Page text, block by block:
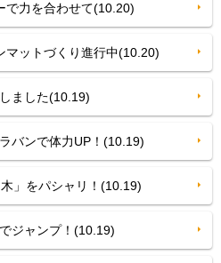
力を合わせて(10.20)
ットづくり進行中(10.20)
ました(10.19)
バンで体力UP！(10.19)
」をパシャリ！(10.19)
ジャンプ！(10.19)